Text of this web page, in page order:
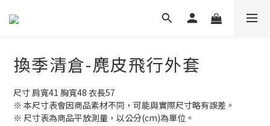
換季清倉-麂皮飛行外套
尺寸 肩寬41 胸寬48 衣長57
※ 本尺寸表會因商品素材不同，可能與實際尺寸略有誤差。
※ 尺寸表為商品平放測量，以公分(cm)為單位。